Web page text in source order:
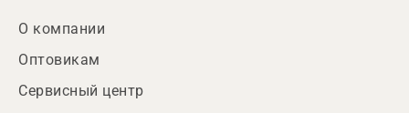
О компании
Оптовикам
Сервисный центр